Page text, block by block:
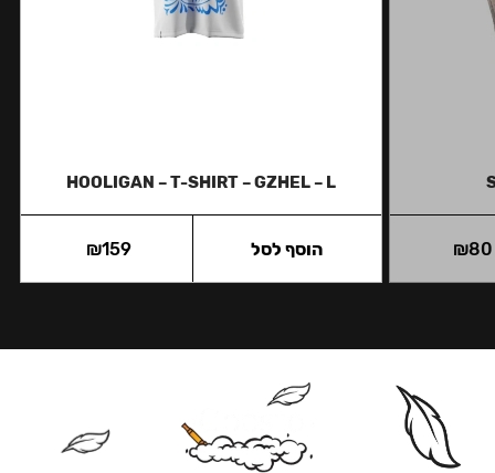
₪80
HOOLIGAN – T-SHIRT – GZHEL – L
₪159 הוסף לסל